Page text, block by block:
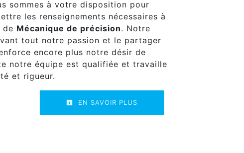
sommes à votre disposition pour
les renseignements nécessaires à
de Mécanique de précision. Notre
tout notre passion et le partager
encore plus notre désir de
notre équipe est qualifiée et travaille
et rigueur.
EN SAVOIR PLUS